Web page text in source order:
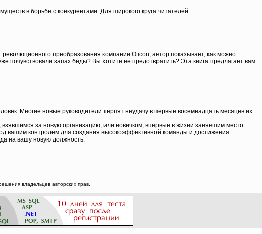
в борьбе с конкурентами. Для широкого круга читателей.
преобразования компании Oticon, автор показывает, как можно
запах беды? Вы хотите ее предотвратить? Эта книга предлагает вам
Многие новые руководители терпят неудачу в первые восемнадцать месяцев их
за новую организацию, или новичком, впервые в жизни занявшим место
вашим контролем для создания высокоэффективной команды и достижения
на вашу новую должность.
владельцев авторских прав.